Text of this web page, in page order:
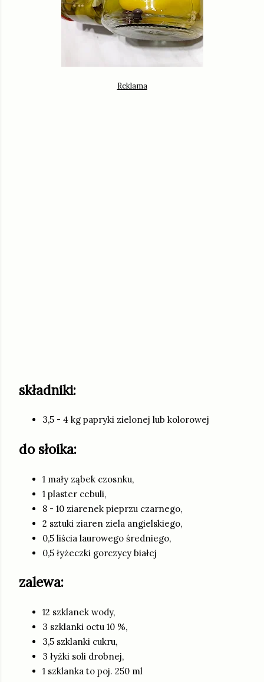
składniki:
3,5 - 4 kg papryki zielonej lub kolorowej
do słoika:
1 mały ząbek czosnku,
1 plaster cebuli,
8 - 10 ziarenek pieprzu czarnego,
2 sztuki ziaren ziela angielskiego,
0,5 liścia laurowego średniego,
0,5 łyżeczki gorczycy białej
zalewa:
12 szklanek wody,
3 szklanki octu 10 %,
3,5 szklanki cukru,
3 łyżki soli drobnej,
1 szklanka to poj. 250 ml